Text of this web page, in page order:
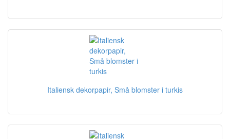
Italiensk dekorpapir, Små blomster i turkis